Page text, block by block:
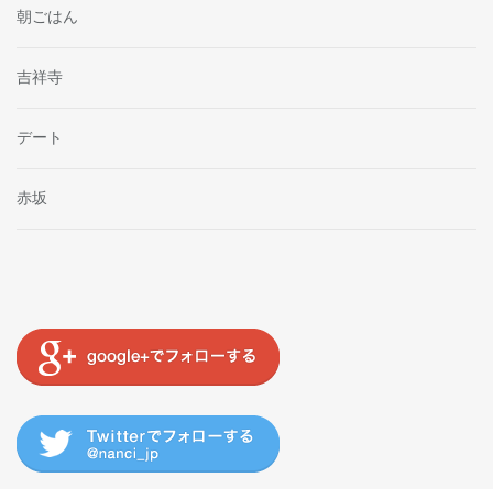
朝ごはん
吉祥寺
デート
赤坂